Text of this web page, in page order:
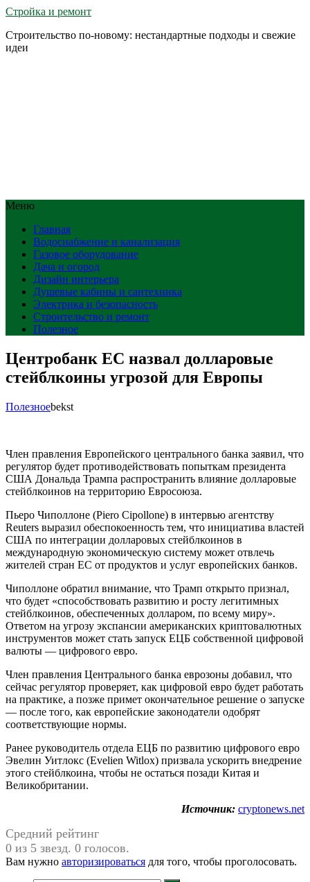
Стройка и ремонт
Строительство по-новому: нестандартные подходы и свежие
идеи
Меню
Главная
Водоснабжение и канализация
Газовое оборудование
Дача и огород
Дизайн интерьера
Душевые кабины и сантехника
Электрика и безопасность
Строительство и ремонт
Полезное
Центробанк ЕС назвал долларовые
стейблкоины угрозой для Европы
Полезноеbekst
Член правления Европейского центрального банка заявил, что
регулятор будет противодействовать попыткам президента
США Дональда Трампа распространить влияние долларовые
стейблкоинов на территорию Евросоюза.
Пьеро Чиполлоне (Piero Cipollone) в интервью агентству
Reuters выразил обеспокоенность тем, что инициатива властей
США по интеграции долларовых стейблкоинов в
международную экономическую систему может отвлечь
жителей стран ЕС от продуктов и услуг европейских банков.
Чиполлоне обратил внимание, что Трамп открыто признал,
что будет «способствовать развитию и росту легитимных
стейблкоинов, обеспеченных долларом, по всему миру».
Ответом на угрозу экспансии американских криптовалютных
инструментов может стать запуск ЕЦБ собственной цифровой
валюты — цифрового евро.
Член правления Центрального банка еврозоны добавил, что
сейчас регулятор проверяет, как цифровой евро будет работать
на практике, а позже примет окончательное решение о запуске
— после того, как европейские законодатели одобрят
соответствующие нормы.
Ранее руководитель отдела ЕЦБ по развитию цифрового евро
Эвелин Уитлокс (Evelien Witlox) призвала ускорить внедрение
этого стейблкоина, чтобы не остаться позади Китая и
Великобритании.
Источник: cryptonews.net
Средний рейтинг
0 из 5 звезд. 0 голосов.
Вам нужно авторизироваться для того, чтобы проголосовать.